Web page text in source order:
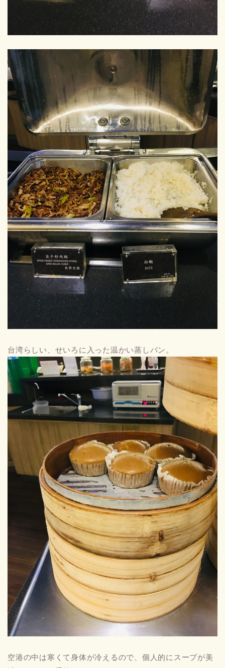
台湾らしい、せいろに入った温かい蒸しパン。
空港の中は寒くて身体が冷えるので、個人的にスープが美